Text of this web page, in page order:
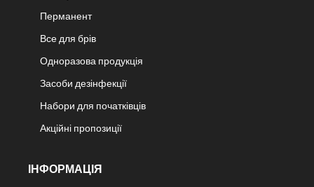
Перманент
Все для брів
Одноразова продукція
Засоби дезінфекції
Набори для початківців
Акційні пропозиції
ІНФОРМАЦІЯ